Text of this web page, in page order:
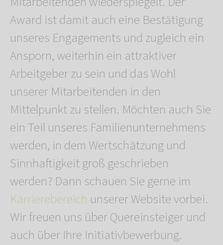
Award ist damit auch eine Bestätigung
unseres Engagements und zugleich ein
Ansporn, weiterhin ein attraktiver
Arbeitgeber zu sein und das Wohl
unserer Mitarbeitenden in den
Mittelpunkt zu stellen. Möchten auch Sie
ein Teil unseres Familienunternehmens
werden, in dem Wertschätzung und
Sinnhaftigkeit groß geschrieben
werden? Dann schauen Sie gerne im
Karrierebereich unserer Website vorbei.
Wir freuen uns über Quereinsteiger und
auch über Ihre Initiativbewerbung.